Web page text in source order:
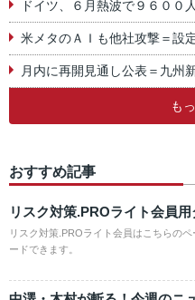
ドイツ、６月熱波で９６００
米メタのＡＩも他社攻撃＝設
月内に再開見通し公表＝九州
も
おすすめ記事
リスク対策.PROライト会員
リスク対策.PROライト会員はこちらの
ードできます。